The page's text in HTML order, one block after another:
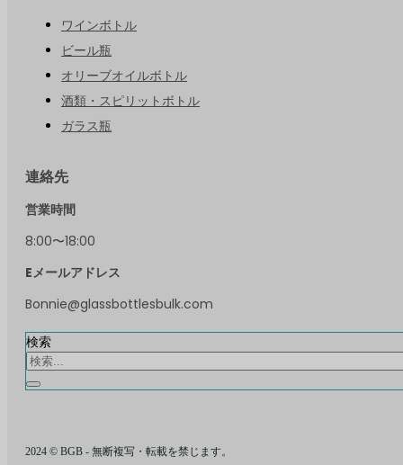
ワインボトル
ビール瓶
オリーブオイルボトル
酒類・スピリットボトル
ガラス瓶
連絡先
営業時間
8:00〜18:00
Eメールアドレス
Bonnie@glassbottlesbulk.com
検索
2024 © BGB - 無断複写・転載を禁じます。